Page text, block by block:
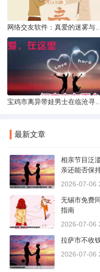
最新文章
相亲节目泛
亲还能否保
2026-07-06
无锡市免费
指南
2026-07-06
拉萨市不收
2026-07-06